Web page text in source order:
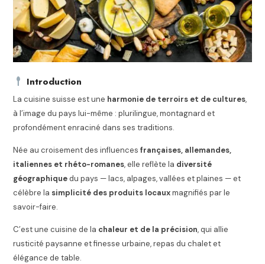
Introduction
La cuisine suisse est une harmonie de terroirs et de cultures,
à l’image du pays lui-même : plurilingue, montagnard et
profondément enraciné dans ses traditions.
Née au croisement des influencesfrançaises, allemandes,
italiennes et rhéto-romanes, elle reflète la diversité
géographiquedu pays — lacs, alpages, vallées et plaines — et
célèbre la simplicité des produits locauxmagnifiés par le
savoir-faire.
C’est une cuisine de la chaleur et de la précision, qui allie
rusticité paysanne et finesse urbaine, repas du chalet et
élégance de table.